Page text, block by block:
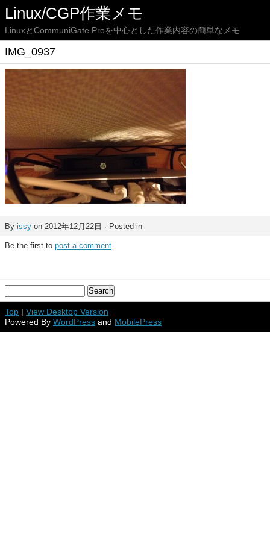
Linux/CGP作業メモ
LinuxとCommuniGate Proを中心とした作業内容の簡単なメモ
IMG_0937
By issy on 2012年12月22日 · Posted in
Be the first to post a comment.
Top | View Desktop Version
Powered By WordPress and MobilePress